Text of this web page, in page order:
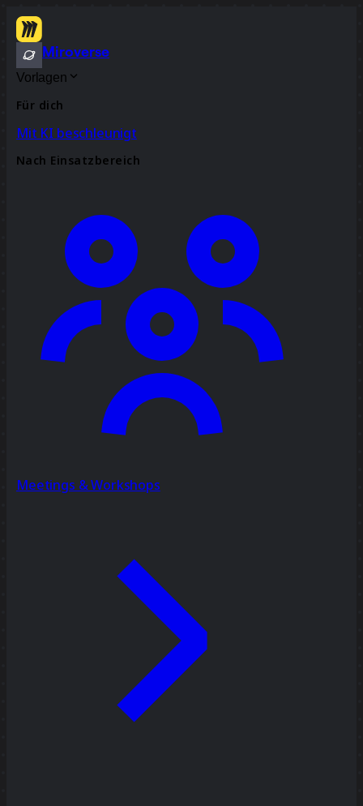
Miroverse
Vorlagen
Für dich
Mit KI beschleunigt
Nach Einsatzbereich
Meetings & Workshops